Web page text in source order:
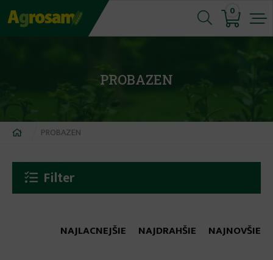
Jump
to
0
PROBAZEN
Nachádzate
tu
PROBAZEN
Filter
NAJLACNEJŠIE NAJDRAHŠIE NAJNOVŠIE